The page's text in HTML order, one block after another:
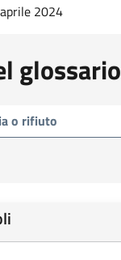
2024
glossario